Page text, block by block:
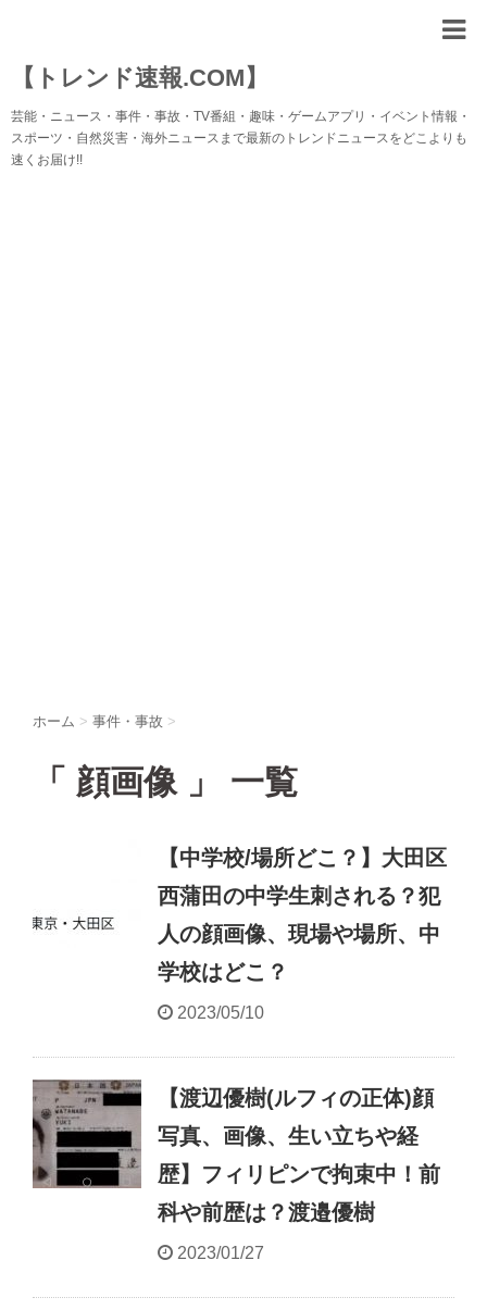
【トレンド速報.COM】
芸能・ニュース・事件・事故・TV番組・趣味・ゲームアプリ・イベント情報・
スポーツ・自然災害・海外ニュースまで最新のトレンドニュースをどこよりも
速くお届け!!
ホーム > 事件・事故 >
「 顔画像 」 一覧
【中学校/場所どこ？】大田区
西蒲田の中学生刺される？犯
人の顔画像、現場や場所、中
学校はどこ？
2023/05/10
【渡辺優樹(ルフィの正体)顔
写真、画像、生い立ちや経
歴】フィリピンで拘束中！前
科や前歴は？渡邉優樹
2023/01/27